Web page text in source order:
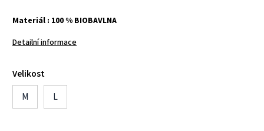
Materiál : 100 % BIOBAVLNA
Detailní informace
Velikost
M
L